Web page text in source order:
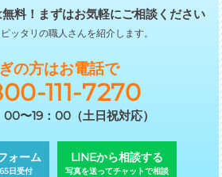
料！ まずはお気軽にご相談ください
ッタリの職人さんを紹介します。
の方はお電話で
111-7270
〜19：00（土日祝対応）
ォーム
日受付
LINEから相談する
写真を送ってチャットで相談